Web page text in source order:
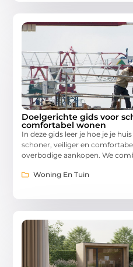
Doelgerichte gids voor
comfortabel wonen
In deze gids leer je hoe je je
schoner, veiliger en
overbodige aankopen. We
Woning En Tuin